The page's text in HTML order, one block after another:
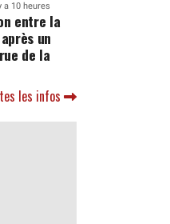
a 10 heures
entre la
un
de la
les infos